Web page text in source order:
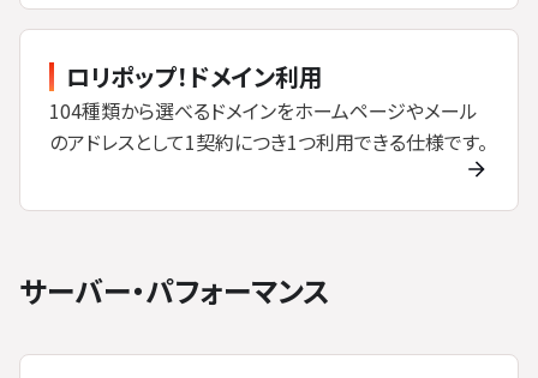
ロリポップ！ドメイン利用
104種類から選べるドメインをホームページやメール
のアドレスとして1契約につき1つ利用できる仕様です。
サーバー・パフォーマンス